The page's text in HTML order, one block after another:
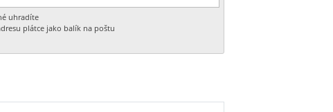
uhradíte
plátce jako balík na poštu